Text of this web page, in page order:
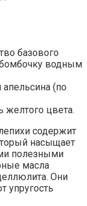
базового
водным
(по
желтого цвета.
содержит
насыщает
полезными
масла
Они
упругость